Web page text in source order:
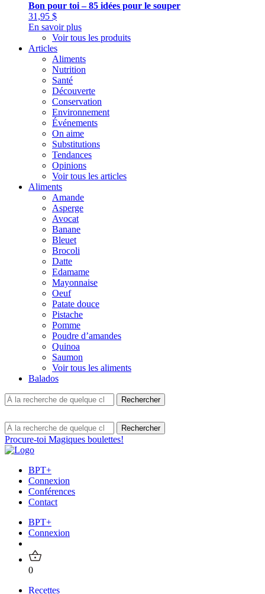
Bon pour toi – 85 idées pour le souper
31,95 $
En savoir plus
Voir tous les produits
Articles
Aliments
Nutrition
Santé
Découverte
Conservation
Environnement
Événements
On aime
Substitutions
Tendances
Opinions
Voir tous les articles
Aliments
Amande
Asperge
Avocat
Banane
Bleuet
Brocoli
Datte
Edamame
Mayonnaise
Oeuf
Patate douce
Pistache
Pomme
Poudre d’amandes
Quinoa
Saumon
Voir tous les aliments
Balados
Procure-toi Magiques boulettes!
BPT+
Connexion
Conférences
Contact
BPT+
Connexion
0
Recettes